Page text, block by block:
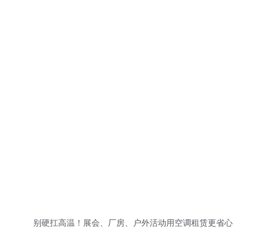
别硬扛高温！展会、厂房、户外活动用空调租赁更省心